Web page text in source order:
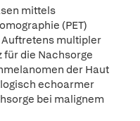
mittels
(PET)
multipler
für die Nachsorge
der Haut
echoarmer
bei malignem